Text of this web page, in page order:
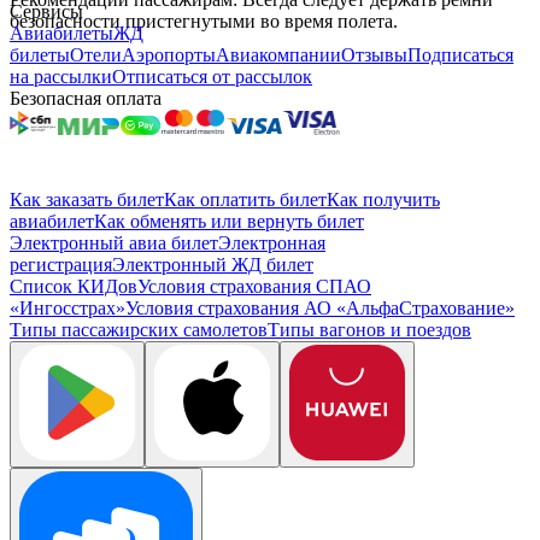
безопасности пристегнутыми во время полета.
Сервисы
АвиабилетыЖД
билетыОтелиАэропортыАвиакомпанииОтзывыПодписаться
на рассылкиОтписаться от рассылок
Безопасная оплата
Как заказать билетКак оплатить билетКак получить
авиабилетКак обменять или вернуть билет
Электронный авиа билетЭлектронная
регистрацияЭлектронный ЖД билет
Список КИДовУсловия страхования СПАО
«Ингосстрах»Условия страхования АО «АльфаСтрахование»
Типы пассажирских самолетовТипы вагонов и поездов